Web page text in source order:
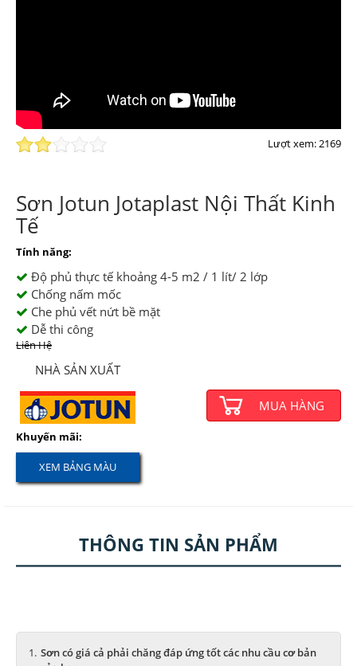
Lượt xem: 2169
Sơn Jotun Jotaplast Nội Thất Kinh
Tế
Tính năng:
Độ phủ thực tế khoảng 4-5 m2 / 1 lít/ 2 lớp
Chống nấm mốc
Che phủ vết nứt bề mặt
Dễ thi công
Liên Hệ
NHÀ SẢN XUẤT
MUA HÀNG
Khuyến mãi:
XEM BẢNG MÀU
THÔNG TIN SẢN PHẨM
Sơn có giá cả phải chăng đáp ứng tốt các nhu cầu cơ bản